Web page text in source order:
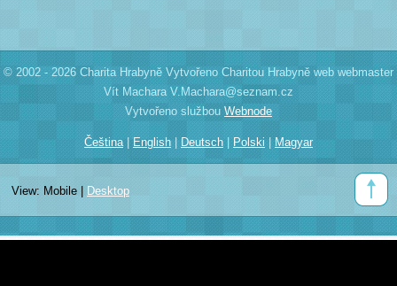
© 2002 - 2026 Charita Hrabyně Vytvořeno Charitou Hrabyně web webmaster
Vít Machara V.Machara@seznam.cz
Vytvořeno službou Webnode
Čeština|English|Deutsch | Polski|Magyar
View: Mobile| Desktop